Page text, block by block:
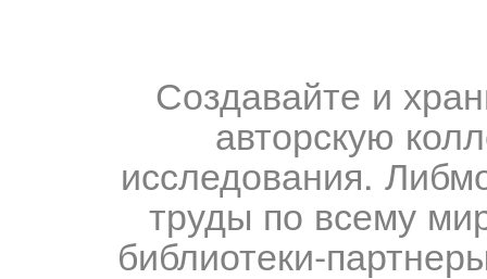
Создавайте и
авторскую
исследования.
труды по всему
библиотеки-